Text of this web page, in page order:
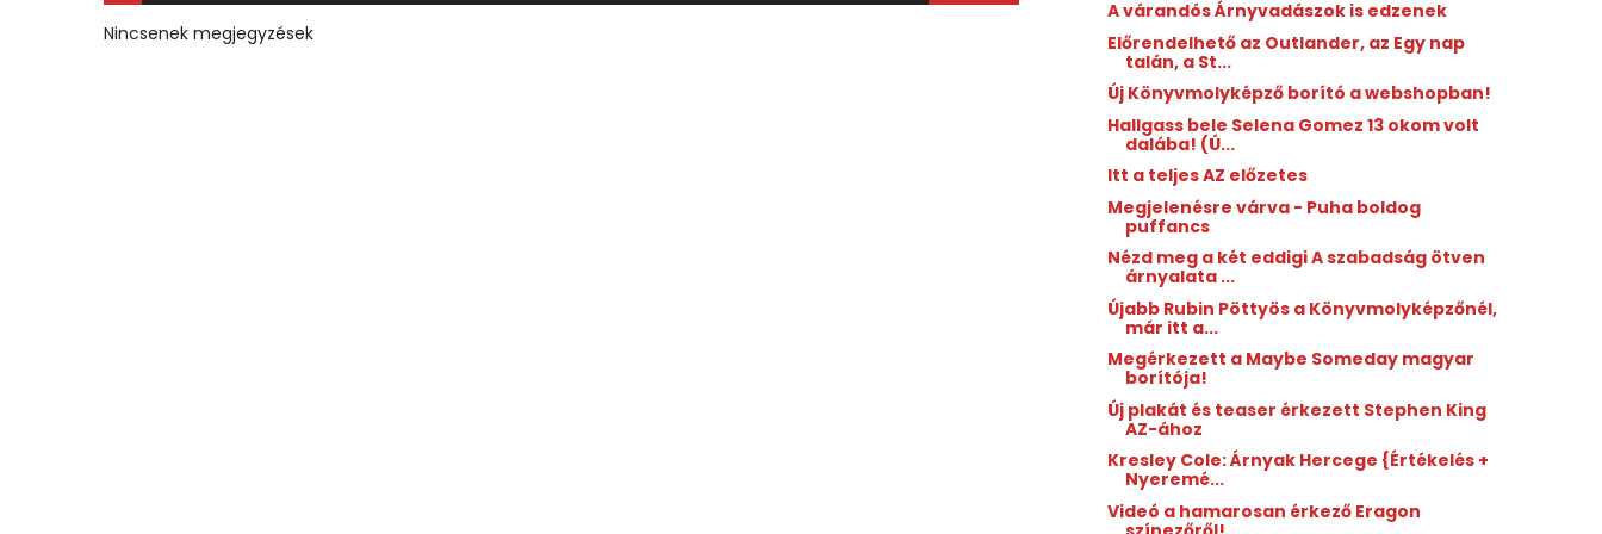
Nincsenek megjegyzések
A várandós Árnyvadászok is edzenek
Előrendelhető az Outlander, az Egy nap
talán, a St...
Új Könyvmolyképző borító a webshopban!
Hallgass bele Selena Gomez 13 okom volt
dalába! (Ú...
Itt a teljes AZ előzetes
Megjelenésre várva - Puha boldog
puffancs
Nézd meg a két eddigi A szabadság ötven
árnyalata ...
Újabb Rubin Pöttyös a Könyvmolyképzőnél,
már itt a...
Megérkezett a Maybe Someday magyar
borítója!
Új plakát és teaser érkezett Stephen King
AZ-ához
Kresley Cole: Árnyak ​Hercege {Értékelés +
Nyeremé...
Videó a hamarosan érkező Eragon